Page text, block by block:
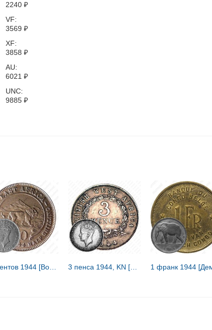
2240 ₽
VF:
3569 ₽
XF:
3858 ₽
AU:
6021 ₽
UNC:
9885 ₽
3 пенса 1944, KN [Британская Западная Африка]